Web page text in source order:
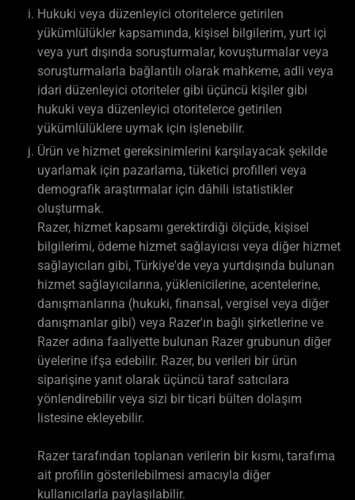
Hukuki veya düzenleyici otoritelerce getirilen
yükümlülükler kapsamında, kişisel bilgilerim, yurt içi
veya yurt dışında soruşturmalar, kovuşturmalar veya
soruşturmalarla bağlantılı olarak mahkeme, adli veya
idari düzenleyici otoriteler gibi üçüncü kişiler gibi
hukuki veya düzenleyici otoritelerce getirilen
yükümlülüklere uymak için işlenebilir.
Ürün ve hizmet gereksinimlerini karşılayacak şekilde
uyarlamak için pazarlama, tüketici profilleri veya
demografik araştırmalar için dâhili istatistikler
oluşturmak.
Razer, hizmet kapsamı gerektirdiği ölçüde, kişisel
bilgilerimi, ödeme hizmet sağlayıcısı veya diğer hizmet
sağlayıcıları gibi, Türkiye'de veya yurtdışında bulunan
hizmet sağlayıcılarına, yüklenicilerine, acentelerine,
danışmanlarına (hukuki, finansal, vergisel veya diğer
danışmanlar gibi) veya Razer'ın bağlı şirketlerine ve
Razer adına faaliyette bulunan Razer grubunun diğer
üyelerine ifşa edebilir. Razer, bu verileri bir ürün
siparişine yanıt olarak üçüncü taraf satıcılara
yönlendirebilir veya sizi bir ticari bülten dolaşım
listesine ekleyebilir.
Razer tarafından toplanan verilerin bir kısmı, tarafıma
ait profilin gösterilebilmesi amacıyla diğer
kullanıcılarla paylaşılabilir.